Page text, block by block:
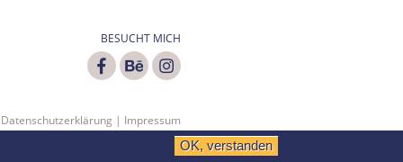
BESUCHT MICH
Datenschutzerklärung | Impressum
OK, verstanden